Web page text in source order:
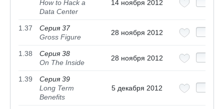
How to Hack a
Data Center
14 ноября 2012
1.37
Серия 37
Gross Figure
28 ноября 2012
1.38
Серия 38
On The Inside
28 ноября 2012
1.39
Серия 39
Long Term
Benefits
5 декабря 2012